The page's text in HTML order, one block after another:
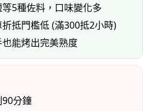
5種佐料，口味變化多
抵門檻低 (滿300抵2小時)
能烤出完美熟度
分鐘